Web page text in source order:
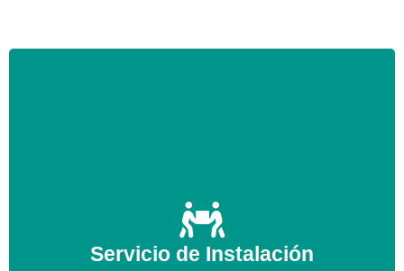
Servicio de Instalación
Ofrecemos un servicio de instalación a un precio
competitivo, acuda a nosotros si recientemente ha
adquirido un equipo de Aire Acondicionado y